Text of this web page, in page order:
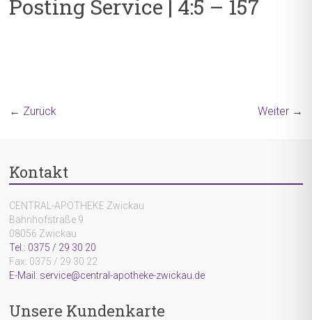
Posting Service | 4:5 – 157
← Zurück Weiter →
Kontakt
CENTRAL-APOTHEKE Zwickau
Bahnhofstraße 9
08056 Zwickau
Tel.: 0375 / 29 30 20
Fax: 0375 / 29 30 22
E-Mail: service@central-apotheke-zwickau.de
Unsere Kundenkarte